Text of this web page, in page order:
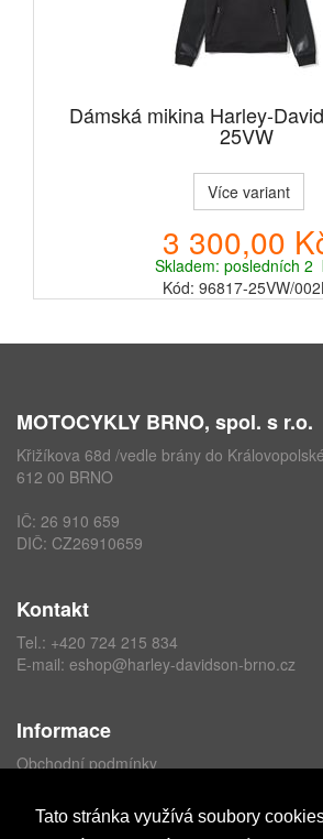
Tato stránka využívá soubory
Dámská mikina Harley-
25VW
Více variant
3 300,00
Skladem: posledních 2
Kód: 96817-25VW/
MOTOCYKLY BRNO, spol. s r.o.
Křižíkova 68d /vedle brány do
612 00 BRNO
IČ: 26 910 659
DIČ: CZ26910659
Kontakt
Tel.: +420 724 215 834
E-mail: eshop@harley-davidson-brno.cz
Informace
Obchodní podmínky
Formulář odstoupení od kupní smlouvy